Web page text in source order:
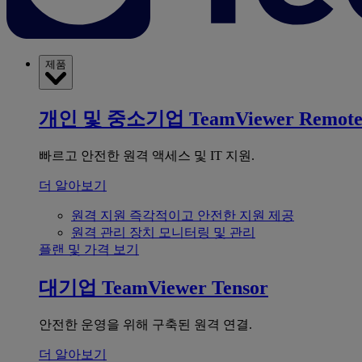
제품
개인 및 중소기업 TeamViewer Remote
빠르고 안전한 원격 액세스 및 IT 지원.
더 알아보기
원격 지원 즉각적이고 안전한 지원 제공
원격 관리 장치 모니터링 및 관리
플랜 및 가격 보기
대기업 TeamViewer Tensor
안전한 운영을 위해 구축된 원격 연결.
더 알아보기